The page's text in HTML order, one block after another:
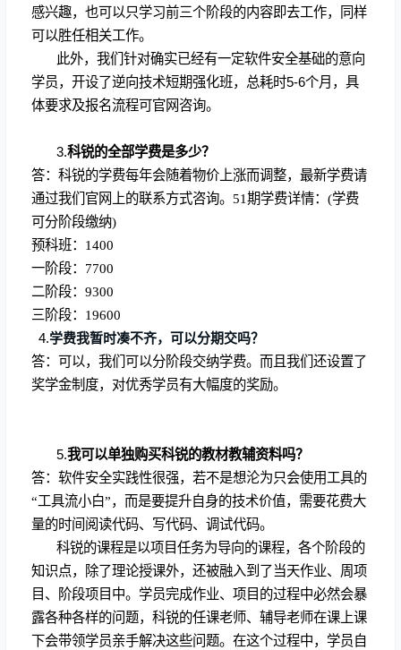
感兴趣，也可以只学习前三个阶段的内容即去工作，同样
可以胜任相关工作。
此外，我们针对确实已经有一定软件安全基础的意向
学员，开设了逆向技术短期强化班，总耗时5-6个月，具
体要求及报名流程可官网咨询。
3.科锐的全部学费是多少？
答：科锐的学费每年会随着物价上涨而调整，最新学费请
通过我们官网上的联系方式咨询。51期学费详情：(学费
可分阶段缴纳)
预科班：1400
一阶段：7700
二阶段：9300
三阶段：19600
4.学费我暂时凑不齐，可以分期交吗？
答：可以，我们可以分阶段交纳学费。而且我们还设置了
奖学金制度，对优秀学员有大幅度的奖励。
5.我可以单独购买科锐的教材教辅资料吗？
答：软件安全实践性很强，若不是想沦为只会使用工具的
“工具流小白”，而是要提升自身的技术价值，需要花费大
量的时间阅读代码、写代码、调试代码。
科锐的课程是以项目任务为导向的课程，各个阶段的
知识点，除了理论授课外，还被融入到了当天作业、周项
目、阶段项目中。学员完成作业、项目的过程中必然会暴
露各种各样的问题，科锐的任课老师、辅导老师在课上课
下会带领学员亲手解决这些问题。在这个过程中，学员自